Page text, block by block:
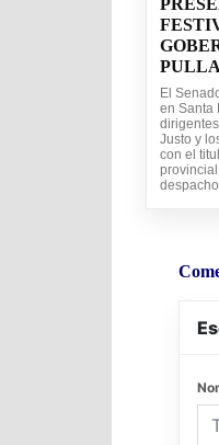
El
en Santa
Justo y
con el